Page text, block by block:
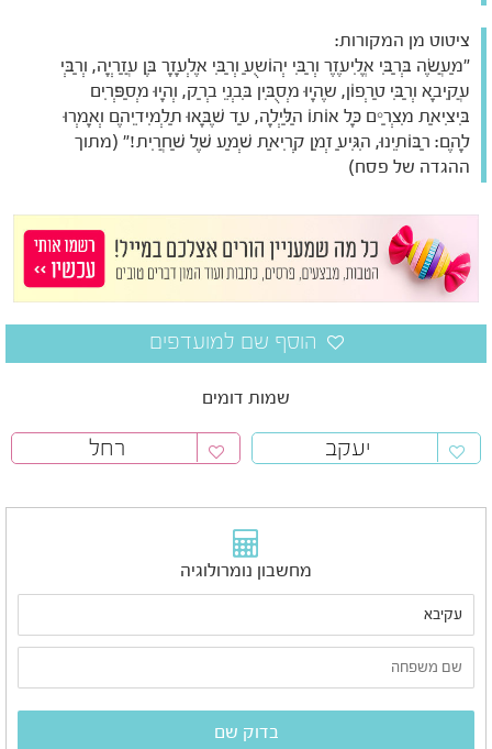
ציטוט מן המקורות:
"מַעֲשֶׂה בְּרַבִּי אֱלִיעֶזֶר וְרַבִּי יְהוֹשֻעַ וְרַבִּי אֶלְעָזָר בֶּן עֲזַרְיָה, וְרַבְּי
עֲקִיבָא וְרַבִּי טַרְפוֹן, שֶהָיוּ מְסֻבִּין בִּבְנֵי בְרַק, וְהָיוּ מְסַפְּרִים
בִּיצִיאַת מִצְרַיִם כָּל אוֹתוֹ הַלַּיְלָה, עַד שֶׁבָּאוּ תַלְמִידֵיהֶם וְאָמְרוּ
לָהֶם: רַבּוֹתֵינוּ, הִגִּיעַ זְמַן קְרִיאַת שְׁמַע שֶׁל שַׁחֲרִית!" (מתוך
ההגדה של פסח)
שמות דומים
יעקב רחל
מחשבון נומרולוגיה